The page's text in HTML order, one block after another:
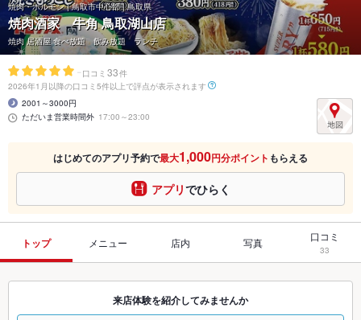
焼肉・ホルモン | 鳥取市中心部 | 鳥取県
焼肉酒家 牛角 鳥取湖山店
焼肉 居酒屋 食べ放題 飲み放題 ランチ
- 口コミ 33件
2026年1月以降の口コミ5件以上で評点が表示されます
2001～3000円
ただいま営業時間外 17:00～23:00
はじめてのアプリ予約で最大1,000円分ポイント もらえる
アプリでひらく
トップ メニュー 店内 写真 口コミ
33
来店体験を紹介してみませんか